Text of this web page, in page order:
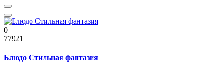
0
77921
Блюдо Стильная фантазия